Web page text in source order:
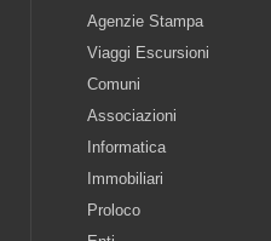
Agenzie Stampa
Viaggi Escursioni
Comuni
Associazioni
Informatica
Immobiliari
Proloco